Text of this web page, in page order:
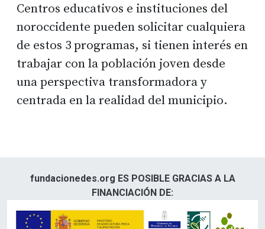
Centros educativos e instituciones del
noroccidente pueden solicitar cualquiera
de estos 3 programas, si tienen interés en
trabajar con la población joven desde
una perspectiva transformadora y
centrada en la realidad del municipio.
fundacionedes.org ES POSIBLE GRACIAS A LA
FINANCIACIÓN DE: